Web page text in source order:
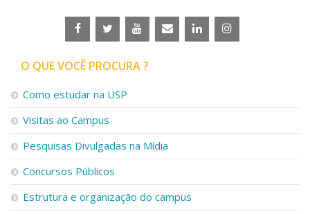
O QUE VOCÊ PROCURA ?
Como estudar na USP
Visitas ao Campus
Pesquisas Divulgadas na Mídia
Concursos Públicos
Estrutura e organização do campus